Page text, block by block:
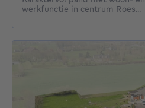
werkfunctie in centrum Roes...